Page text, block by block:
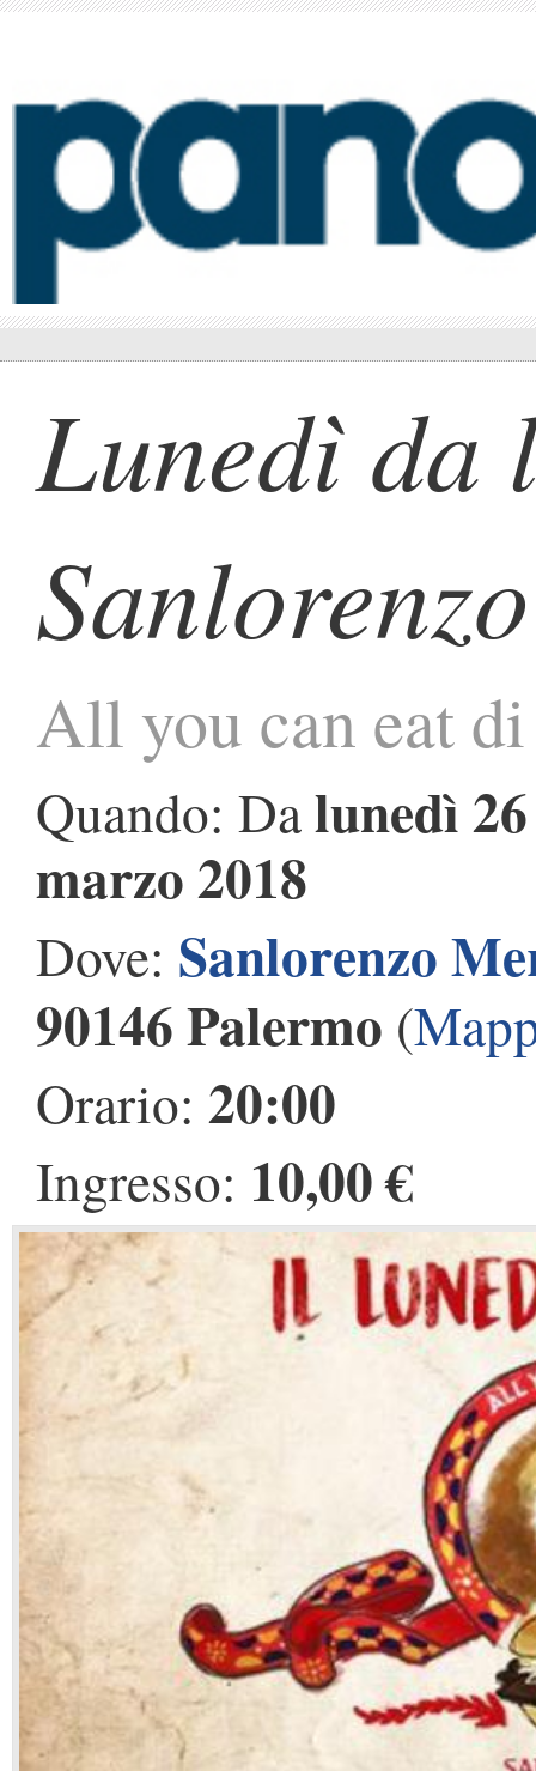
Lunedì da
All you can eat
Quando: Dalunedì
marzo 2018
Dove: Sanlorenzo
90146 Palermo (
Orario: 20:00
Ingresso: 10,00 €